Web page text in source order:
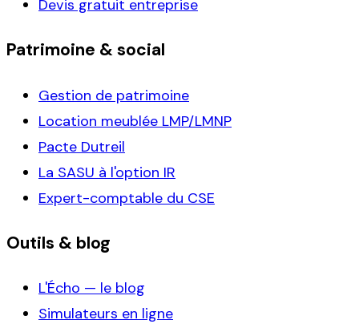
Devis gratuit entreprise
Patrimoine & social
Gestion de patrimoine
Location meublée LMP/LMNP
Pacte Dutreil
La SASU à l'option IR
Expert-comptable du CSE
Outils & blog
L'Écho — le blog
Simulateurs en ligne